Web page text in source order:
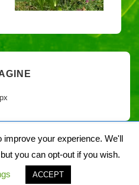
px
| Sviluppato daTema responsive
your experience. We'll
you can opt-out if you wish.
ACCEPT